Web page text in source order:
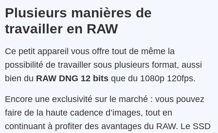
Plusieurs manières de
travailler en RAW
Ce petit appareil vous offre tout de même la
possibilité de travailler sous plusieurs format, aussi
bien du RAW DNG 12 bits que du 1080p 120fps.
Encore une exclusivité sur le marché : vous pouvez
faire de la haute cadence d’images, tout en
continuant à profiter des avantages du RAW. Le SSD